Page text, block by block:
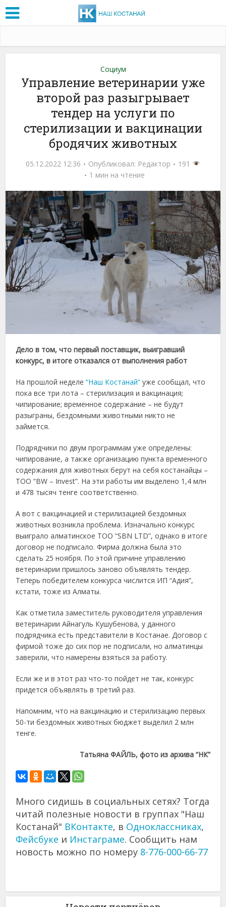
Социум
Управление ветеринарии уже
второй раз разыгрывает
тендер на услуги по
стерилизации и вакцинации
бродячих животных
05.12.2022 12:36 Опубликовал: Редактор
191
1 мин на чтение
Дело в том, что первый поставщик, выигравший
конкурс, в итоге отказался от выполнения работ
На прошлой неделе“Наш Костанай” уже сообщал, что
пока все три лота – стерилизация и вакцинация;
чипирование; временное содержание – не будут
разыграны, бездомными животными никто не
займется.
Подрядчики по двум программам уже определены:
чипирование, а также организацию пункта временного
содержания для животных берут на себя костанайцы –
ТОО “BW – Invest”. На эти работы им выделено 1,4 млн
и 478 тысяч тенге соответственно.
А вот с вакцинацией и стерилизацией бездомных
животных возникла проблема. Изначально конкурс
выиграло алматинское ТОО “SBN LTD”, однако в итоге
договор не подписало. Фирма должна была это
сделать 25 ноября. По этой причине управлению
ветеринарии пришлось заново объявлять тендер.
Теперь победителем конкурса числится ИП “Адия”,
кстати, тоже из Алматы.
Как отметила заместитель руководителя управления
ветеринарии Айнагуль Кушубенова, у данного
подрядчика есть представители в Костанае. Договор с
фирмой тоже до сих пор не подписали, но алматинцы
заверили, что намерены взяться за работу.
Если же и в этот раз что-то пойдет не так, конкурс
придется объявлять в третий раз.
Напомним, что на вакцинацию и стерилизацию первых
50-ти бездомных животных бюджет выделил 2 млн
тенге.
Татьяна ФАЙЛЬ, фото из архива “НК”
Много сидишь в социальных сетях? Тогда
читай полезные новости в группах "Наш
Костанай" ВКонтакте, в Одноклассниках,
Фейсбуке и Инстаграме. Сообщить нам
новость можно по номеру 8-776-000-66-77